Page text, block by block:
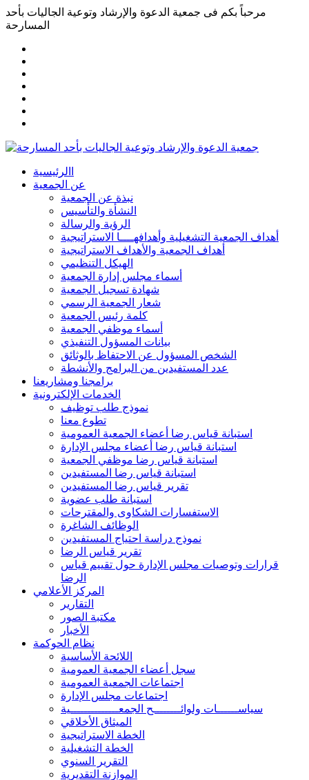
مرحباً بكم فى جمعية الدعوة والإرشاد وتوعية الجاليات بأحد
المسارحة
االرئيسية
عن الجمعية
نبذة عن الجمعية
النشأة والتأسيس
الرؤية والرسالة
أهداف الجمعية التشغيلية وأهدافهــــا الاستراتيجية
أهداف الجمعية والأهداف الاستراتيجية
الهيكل التنظيمي
أسماء مجلس إدارة الجمعية
شهادة تسجيل الجمعية
شعار الجمعية الرسمي
كلمة رئيس الجمعية
أسماء موظفي الجمعية
بيانات المسؤول التنفيذي
الشخص المسؤول عن الاحتفاظ بالوثائق
عدد المستفيدين من البرامج والأنشطة
برامجنا ومشاريعنا
الخدمات الإلكترونية
نموذج طلب توظيف
تطوع معنا
استبانة قياس رضا أعضاء الجمعية العمومية
استبانة قياس رضا أعضاء مجلس الإدارة
استبانة قياس رضا موظفي الجمعية
استبانة قياس رضا المستفيدين
تقرير قياس رضا المستفيدين
استبانة طلب عضوية
الاستفسارات الشكاوى والمقترحات
الوظائف الشاغرة
نموذج دراسة احتياج المستفيدين
تقرير قياس الرضا
قرارات وتوصيات مجلس الإدارة حول تقييم قياس
الرضا
المركز الأعلامي
التقارير
مكتبة الصور
الأخبار
نظام الحوكمة
اللائحة الأساسية
سجل أعضاء الجمعية العمومية
اجتماعات الجمعية العمومية
اجتماعات مجلس الإدارة
سياســــــات ولوائــــــــح الجمعــــــــــــــية
الميثاق الأخلاقي
الخطة الاستراتيجية
الخطة التشغيلية
التقرير السنوي
الموازنة التقديرية